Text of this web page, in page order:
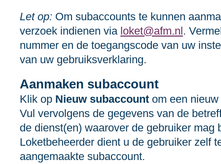
Let op: Om subaccounts te kunnen
verzoek indienen via loket@afm.nl.
nummer en de toegangscode van uw
van uw gebruiksverklaring.
Aanmaken subaccount
Klik op Nieuw subaccount om een
Vul vervolgens de gegevens van de
de dienst(en) waarover de gebruiker mag
Loketbeheerder dient u de gebruiker zelf
aangemaakte subaccount.